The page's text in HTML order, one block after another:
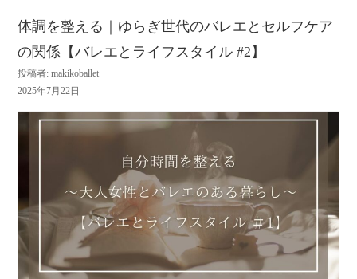
体調を整える｜ゆらぎ世代のバレエとセルフケア
の関係【バレエとライフスタイル #2】
投稿者: makikoballet
2025年7月22日